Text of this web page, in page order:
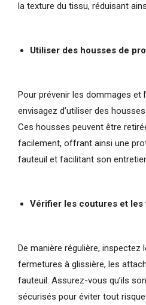
la texture du tissu, réduisant
Utiliser des housses de
Pour prévenir les dommages et
envisagez d’utiliser des
Ces housses peuvent être
facilement, offrant ainsi une
fauteuil et facilitant son
Vérifier les coutures et les
De manière régulière, inspectez
fermetures à glissière, les
fauteuil. Assurez-vous qu’ils
sécurisés pour éviter tout